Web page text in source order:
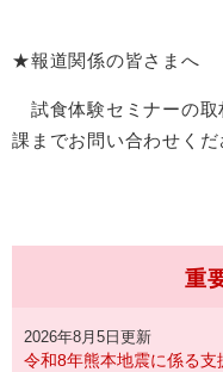
★報道関係の皆さまへ
試食体験セミナーの取
課までお問い合わせくだ
重
2026年8月5日更新
令和8年熊本地震に係る